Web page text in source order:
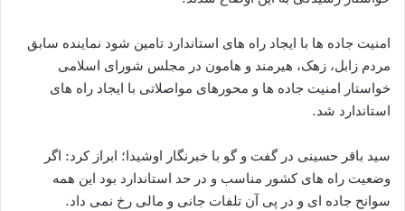
امنیت جاده ها با ایجاد راه های استاندارد تامین شود نماینده سابق
مردم زابل، زهک، هیرمند و هامون در مجلس شورای اسلامی
خواستار امنیت جاده ها و محورهای مواصلاتی با ایجاد راه های
استاندارد شد.
سید باقر حسینی در گفت و گو با خبرنگار اوشیدا؛ ابراز کرد: اگر
وضعیت راه های کشور مناسب و در حد استاندارد بود این همه
سوانح جاده ای و در پی آن تلفات جانی و مالی رخ نمی داد.